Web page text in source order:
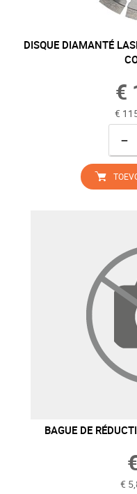
DISQUE DIAMANTÉ
€
€
−
BAGUE DE
€